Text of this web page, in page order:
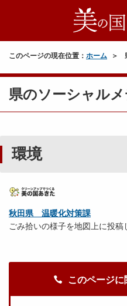
このページの現在位置： ホーム
県のソーシャルメ
環境
秋田県 温暖化対策課
ごみ拾いの様子を地図上に投稿
このページ